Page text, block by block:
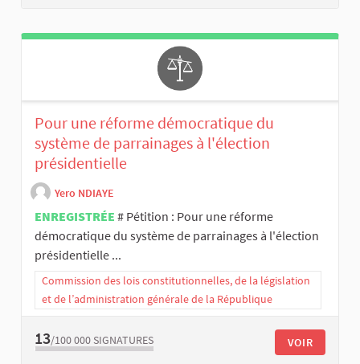
Pour une réforme démocratique du
système de parrainages à l'élection
présidentielle
Yero NDIAYE
ENREGISTRÉE # Pétition : Pour une réforme
démocratique du système de parrainages à l'élection
présidentielle ...
Commission des lois constitutionnelles, de la législation
et de l’administration générale de la République
13/100 000 SIGNATURES VOIR